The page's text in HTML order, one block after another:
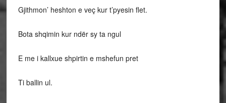
Gjithmon’ heshton e veç kur t’pyesin flet.
Bota shqimin kur ndër sy ta ngul
E me i kallxue shpirtin e mshefun pret
Ti ballin ul.